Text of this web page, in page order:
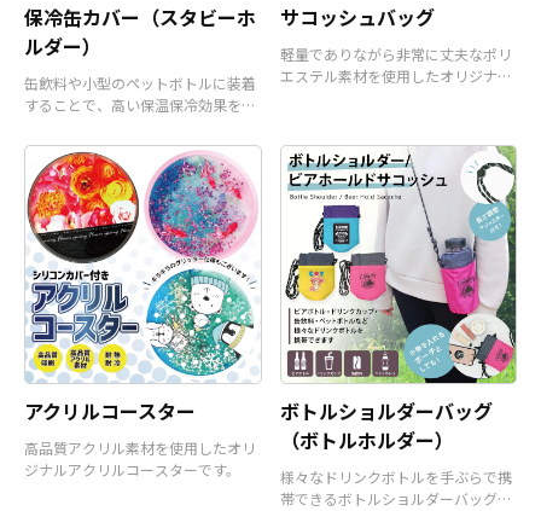
保冷缶カバー（スタビーホ
ルダー）
缶飲料や小型のペットボトルに装着
することで、高い保温保冷効果を発
サコッシュバッグ
軽量でありながら非常に丈夫なポリ
エステル素材を使用したオリジナル
アクリルコースター
高品質アクリル素材を使用したオリ
ジナルアクリルコースターです。
ボトルショルダーバッグ
（ボトルホルダー）
様々なドリンクボトルを手ぶらで携
帯できるボトルショルダーバッグ